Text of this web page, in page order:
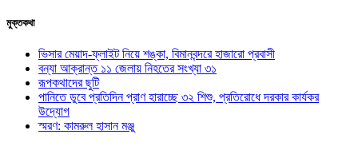
মুক্তকথা
ভিসার মেয়াদ-ফ্লাইট নিয়ে শঙ্কা, বিমানবন্দরে হাজারো প্রবাসী
বন্যা আক্রান্ত ১১ জেলায় নিহতের সংখ্যা ৩১
রূপকথাদের ছুটি
পানিতে ডুবে প্রতিদিন প্রাণ হারাচ্ছে ৩২ শিশু, প্রতিরোধে দরকার কার্যকর
উদ্যোগ
স্মরণ: কামরুল হাসান মঞ্জু